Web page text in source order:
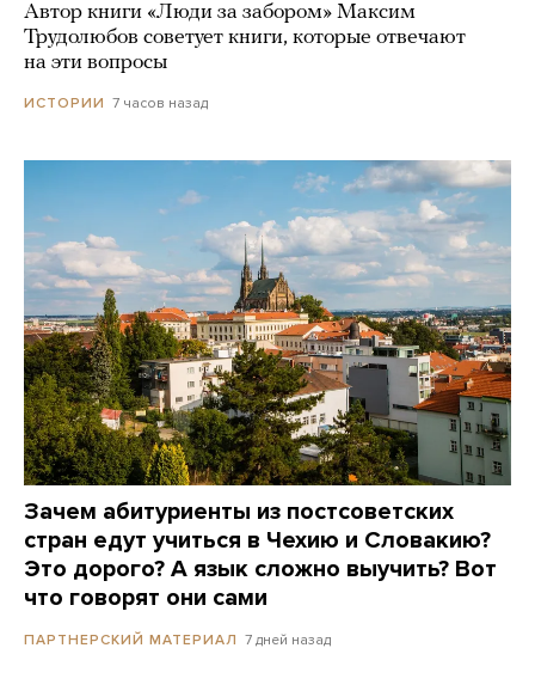
Автор книги «Люди за забором» Максим
Трудолюбов советует книги, которые отвечают
на эти вопросы
ИСТОРИИ 7 часов назад
Зачем абитуриенты из постсоветских
стран едут учиться в Чехию и Словакию?
Это дорого? А язык сложно выучить? Вот
что говорят они сами
ПАРТНЕРСКИЙ МАТЕРИАЛ 7 дней назад